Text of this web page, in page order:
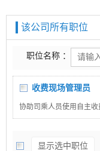
该公司所有职位
职位名称 ：
收费现场管理员
协助司乘人员使用自主
站设施设备及交通秩序
显示选中职位